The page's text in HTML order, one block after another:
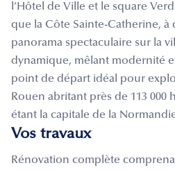
l’Hôtel de Ville et le square
que la Côte Sainte-Catherine, à
panorama spectaculaire sur la
dynamique, mêlant modernité
point de départ idéal pour
Rouen abritant près de 113 000
étant la capitale de la
Vos travaux
Rénovation complète